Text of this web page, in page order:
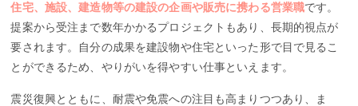
住宅、施設、建造物等の建設の企画や販売に携わる営業職です。
提案から受注まで数年かかるプロジェクトもあり、長期的視点が
要されます。自分の成果を建設物や住宅といった形で目で見るこ
とができるため、やりがいを得やすい仕事といえます。
震災復興とともに、耐震や免震への注目も高まりつつあり、ま